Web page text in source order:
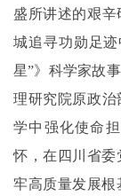
盛所讲述的艰
城追寻功勋足
星”》科学家故
理研究院原政治
学中强化使命
怀，在四川省委
牢高质量发展根